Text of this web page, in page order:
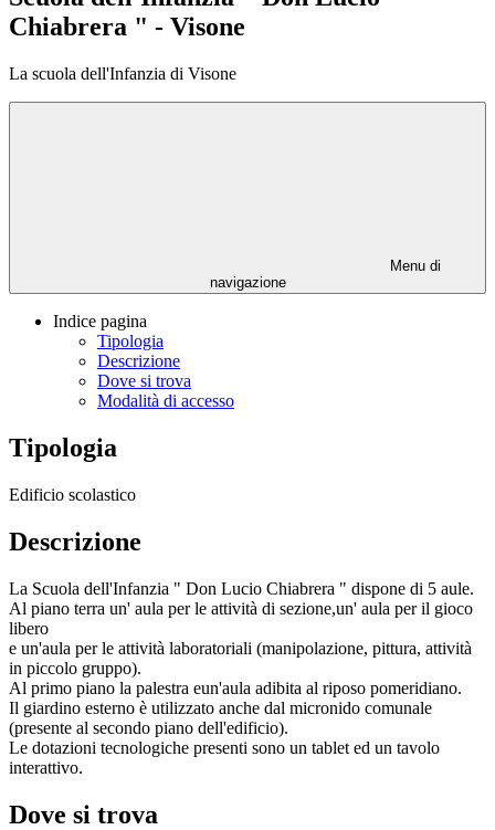
Chiabrera " - Visone
La scuola dell'Infanzia di Visone
Menu di
navigazione
Indice pagina
Tipologia
Descrizione
Dove si trova
Modalità di accesso
Tipologia
Edificio scolastico
Descrizione
La Scuola dell'Infanzia " Don Lucio Chiabrera " dispone di 5 aule.
Al piano terra un' aula per le attività di sezione,un' aula per il gioco
libero
e un'aula per le attività laboratoriali (manipolazione, pittura, attività
in piccolo gruppo).
Al primo piano la palestra eun'aula adibita al riposo pomeridiano.
Il giardino esterno è utilizzato anche dal micronido comunale
(presente al secondo piano dell'edificio).
Le dotazioni tecnologiche presenti sono un tablet ed un tavolo
interattivo.
Dove si trova